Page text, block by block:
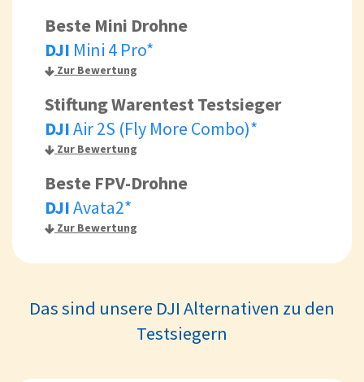
Beste Mini Drohne
DJI Mini 4 Pro*
Zur Bewertung
Stiftung Warentest Testsieger
DJIAir 2S (Fly More Combo)*
Zur Bewertung
Beste FPV-Drohne
DJIAvata2*
Zur Bewertung
Das sind unsere DJI Alternativen zu den
Testsiegern